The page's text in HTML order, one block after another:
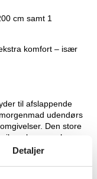
cm samt 1
komfort – især
til afslappende
udendørs
Den store
og børnene kan
carportved huset.
Detaljer